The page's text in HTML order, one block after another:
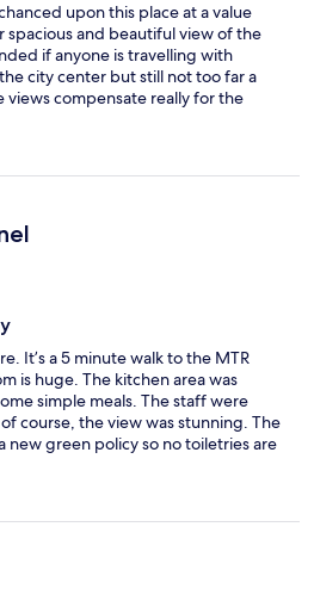
upon this place at a value
spacious and beautiful view of the
if anyone is travelling with
city center but still not too far a
compensate really for the
I will get another attractive
stay again... We checked out
to us. Such hospitality!
It’s a 5 minute walk to the MTR
is huge. The kitchen area was
simple meals. The staff were
course, the view was stunning. The
new green policy so no toiletries are
the option to purchase some at
No complaints at all. We will